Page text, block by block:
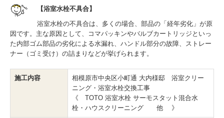
【浴室水栓不具合】
浴室水栓の不具合は、多くの場合、部品の「経年劣化」が原
因です。主な原因として、コマパッキンやバルブカートリッジといっ
た内部ゴム部品の劣化による水漏れ、ハンドル部分の故障、ストレー
ナー（ゴミ受け）の詰まりなどが挙げられます。
施工内容
相模原市中央区小町通 大内様邸 浴室クリー
ニング・浴室水栓交換工事
《 TOTO 浴室水栓 サーモスタット混合水
栓・ハウスクリーニング 他 》